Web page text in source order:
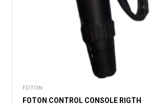
FOTON
FOTON CONTROL CONSOLE RIGTH